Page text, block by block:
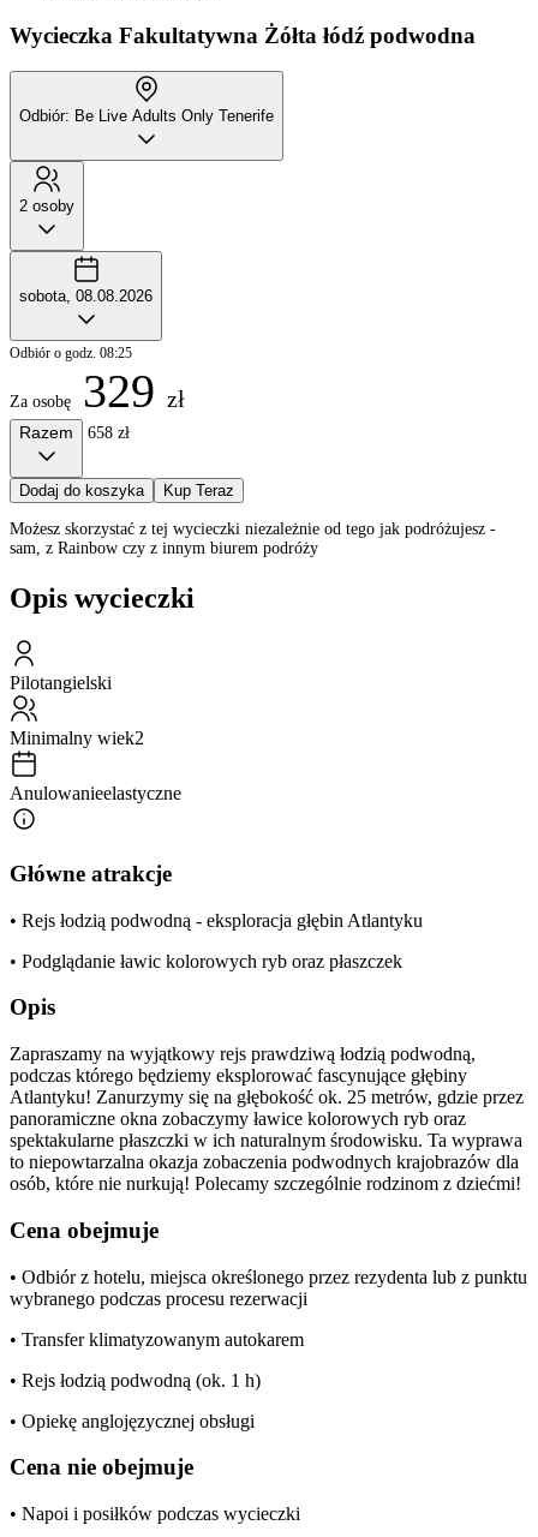
Wycieczka Fakultatywna Żółta łódź podwodna
Odbiór: Be Live Adults Only Tenerife
2 osoby
sobota, 08.08.2026
Odbiór o godz. 08:25
Za osobę 329 zł
Razem 658 zł
Dodaj do koszyka Kup Teraz
Możesz skorzystać z tej wycieczki niezależnie od tego jak podróżujesz -
sam, z Rainbow czy z innym biurem podróży
Opis wycieczki
Pilotangielski
Minimalny wiek2
Anulowanieelastyczne
Główne atrakcje
• Rejs łodzią podwodną - eksploracja głębin Atlantyku
• Podglądanie ławic kolorowych ryb oraz płaszczek
Opis
Zapraszamy na wyjątkowy rejs prawdziwą łodzią podwodną,
podczas którego będziemy eksplorować fascynujące głębiny
Atlantyku! Zanurzymy się na głębokość ok. 25 metrów, gdzie przez
panoramiczne okna zobaczymy ławice kolorowych ryb oraz
spektakularne płaszczki w ich naturalnym środowisku. Ta wyprawa
to niepowtarzalna okazja zobaczenia podwodnych krajobrazów dla
osób, które nie nurkują! Polecamy szczególnie rodzinom z dziećmi!
Cena obejmuje
• Odbiór z hotelu, miejsca określonego przez rezydenta lub z punktu
wybranego podczas procesu rezerwacji
• Transfer klimatyzowanym autokarem
• Rejs łodzią podwodną (ok. 1 h)
• Opiekę anglojęzycznej obsługi
Cena nie obejmuje
• Napoi i posiłków podczas wycieczki